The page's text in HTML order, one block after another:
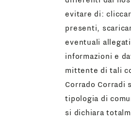
evitare di:
presenti,
eventuali
informazioni e
mittente di tali
Corrado Corradi
tipologia di
si dichiara